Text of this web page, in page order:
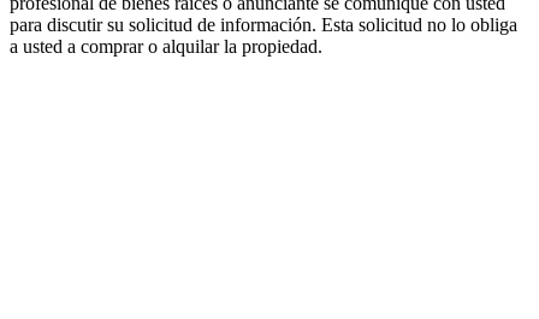
para discutir su solicitud de información. Esta solicitud no lo obliga
a usted a comprar o alquilar la propiedad.